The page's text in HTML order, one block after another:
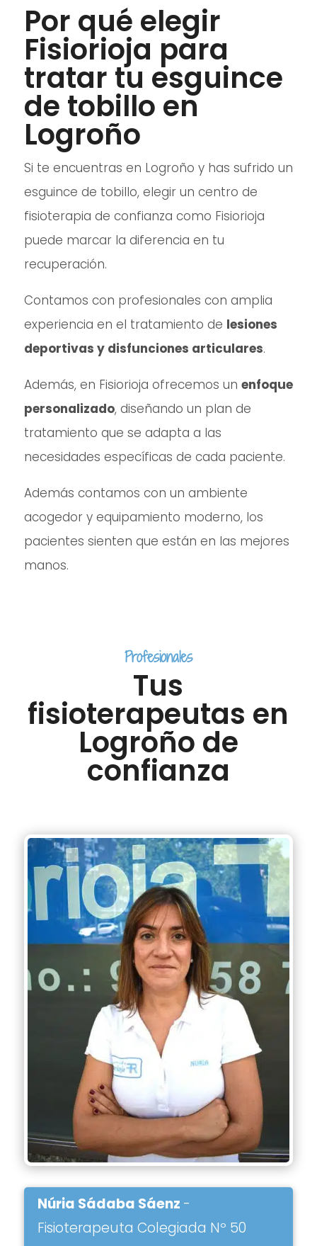
Por qué elegir
Fisiorioja para
tratar tu esguince
de tobillo en
Logroño
Si te encuentras en Logroño y has sufrido un
esguince de tobillo, elegir un centro de
fisioterapia de confianza como Fisiorioja
puede marcar la diferencia en tu
recuperación.
Contamos con profesionales con amplia
experiencia en el tratamiento de lesiones
deportivas y disfunciones articulares.
Además, en Fisiorioja ofrecemos un enfoque
personalizado, diseñando un plan de
tratamiento que se adapta a las
necesidades específicas de cada paciente.
Además contamos con un ambiente
acogedor y equipamiento moderno, los
pacientes sienten que están en las mejores
manos.
Profesionales
Tus
fisioterapeutas en
Logroño de
confianza
Núria Sádaba Sáenz -
Fisioterapeuta Colegiada Nº 50